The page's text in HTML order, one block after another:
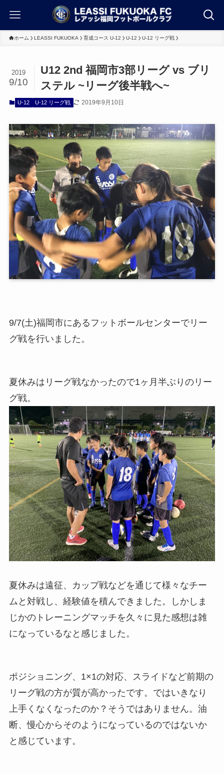
ホーム LEASSI FUKUOKA 育成コース U-12 U-12 U-12 リーグ戦
U12 2nd 福岡市3部リーグ vs ブリ
ステル ~リーグ後半戦へ~
2019
9/10
U-12 U-12 リーグ戦 2019年9月10日
9/7(土)福岡市にあるフットボールセンターでリー
グ戦を行いました。
夏休みはリーグ戦なかったので1ヶ月半ぶりのリー
グ戦。
夏休みは遠征、カップ戦などを通じて様々なチー
ムと対戦し、経験値を積んできました。しかしま
じかのトレーニングマッチを久々に見た感想は雑
になっているなと感じました。
ポジショニング、1×1の対応、スライドなど前期の
リーグ戦の方が質が高かったです。ではいきなり
上手くなくなったのか？そうではありません。油
断、慢心からそのようになっているのではないか
と感じています。